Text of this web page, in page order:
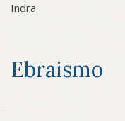
Indra
Ebraismo